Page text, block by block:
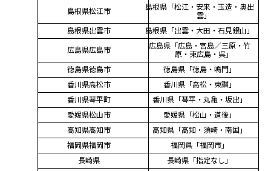
島根県松江市
島根県「松江・安来・玉造・奥出
雲」
島根県出雲市
島根県「出雲・大田・石見銀山」
広島県広島市
広島県「広島・宮島／三原・竹
原・東広島・呉」
徳島県徳島市
徳島県「徳島・鳴門」
香川県高松市
香川県「高松・東讃」
香川県琴平町
香川県「琴平・丸亀・坂出」
愛媛県松山市
愛媛県「松山・道後」
高知県高知市
高知県「高知・須崎・南国」
福岡県福岡市
福岡県「福岡市」
長崎県
長崎県「指定なし」